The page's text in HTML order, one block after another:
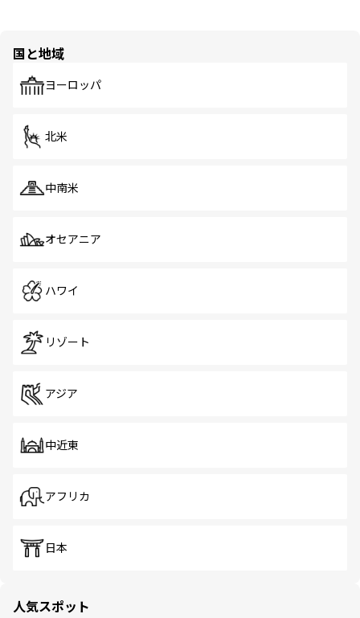
国と地域
ヨーロッパ
北米
中南米
オセアニア
ハワイ
リゾート
アジア
中近東
アフリカ
日本
人気スポット